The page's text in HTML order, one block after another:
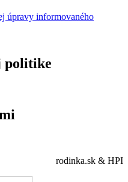
úpravy informovaného
politike
rodinka.sk & HPI